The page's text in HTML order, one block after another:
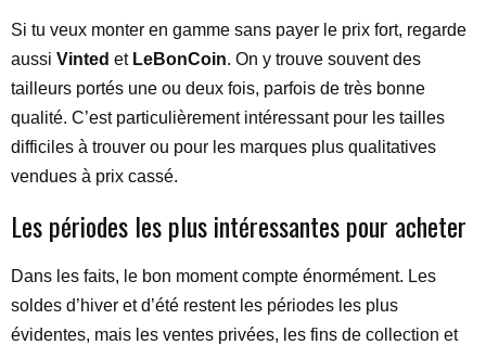
Si tu veux monter en gamme sans payer le prix fort, regarde
aussi Vinted et LeBonCoin. On y trouve souvent des
tailleurs portés une ou deux fois, parfois de très bonne
qualité. C’est particulièrement intéressant pour les tailles
difficiles à trouver ou pour les marques plus qualitatives
vendues à prix cassé.
Les périodes les plus intéressantes pour acheter
Dans les faits, le bon moment compte énormément. Les
soldes d’hiver et d’été restent les périodes les plus
évidentes, mais les ventes privées, les fins de collection et